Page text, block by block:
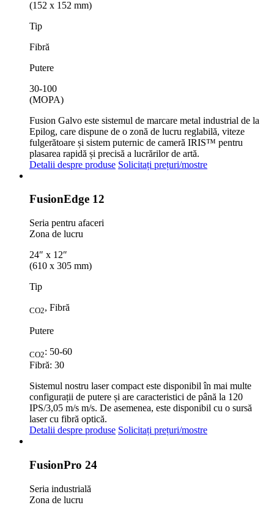
(152 x 152 mm)
Tip
Fibră
Putere
30-100
(MOPA)
Fusion Galvo este sistemul de marcare metal industrial de la
Epilog, care dispune de o zonă de lucru reglabilă, viteze
fulgerătoare și sistem puternic de cameră IRIS™ pentru
plasarea rapidă și precisă a lucrărilor de artă.
Detalii despre produse Solicitați prețuri/mostre
FusionEdge 12
Seria pentru afaceri
Zona de lucru
24″ x 12″
(610 x 305 mm)
Tip
CO2, Fibră
Putere
CO2: 50-60
Fibră: 30
Sistemul nostru laser compact este disponibil în mai multe
configurații de putere și are caracteristici de până la 120
IPS/3,05 m/s m/s. De asemenea, este disponibil cu o sursă
laser cu fibră optică.
Detalii despre produse Solicitați prețuri/mostre
FusionPro 24
Seria industrială
Zona de lucru